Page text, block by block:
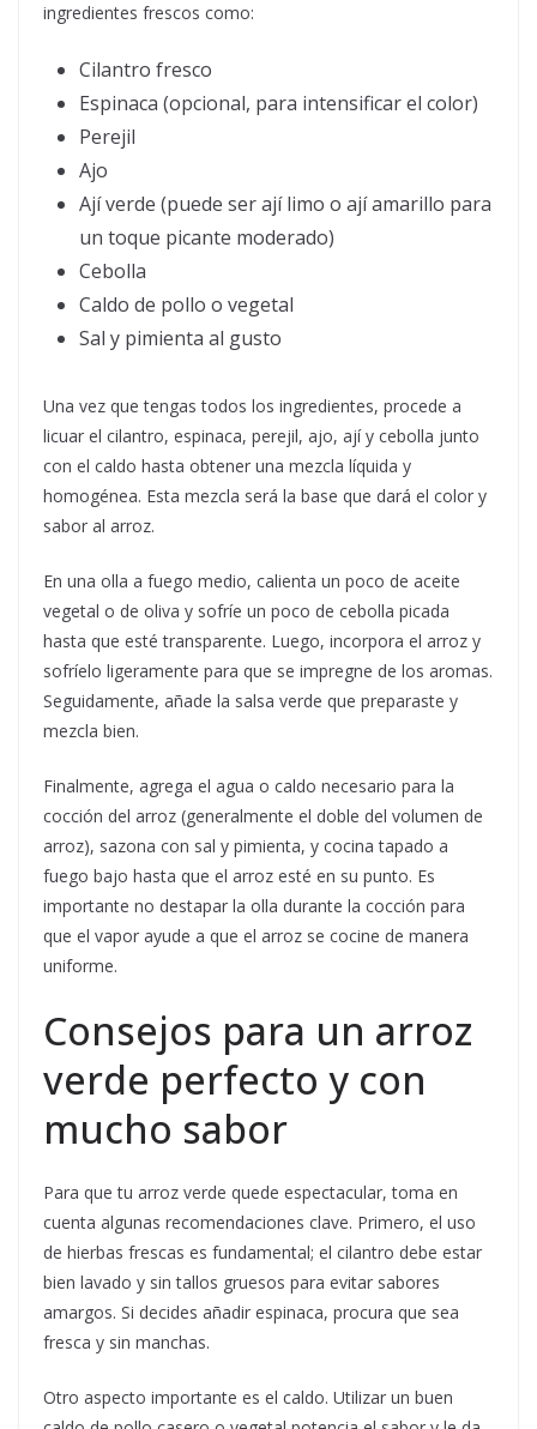
ingredientes frescos como:
Cilantro fresco
Espinaca (opcional, para intensificar el color)
Perejil
Ajo
Ají verde (puede ser ají limo o ají amarillo para
un toque picante moderado)
Cebolla
Caldo de pollo o vegetal
Sal y pimienta al gusto
Una vez que tengas todos los ingredientes, procede a
licuar el cilantro, espinaca, perejil, ajo, ají y cebolla junto
con el caldo hasta obtener una mezcla líquida y
homogénea. Esta mezcla será la base que dará el color y
sabor al arroz.
En una olla a fuego medio, calienta un poco de aceite
vegetal o de oliva y sofríe un poco de cebolla picada
hasta que esté transparente. Luego, incorpora el arroz y
sofríelo ligeramente para que se impregne de los aromas.
Seguidamente, añade la salsa verde que preparaste y
mezcla bien.
Finalmente, agrega el agua o caldo necesario para la
cocción del arroz (generalmente el doble del volumen de
arroz), sazona con sal y pimienta, y cocina tapado a
fuego bajo hasta que el arroz esté en su punto. Es
importante no destapar la olla durante la cocción para
que el vapor ayude a que el arroz se cocine de manera
uniforme.
Consejos para un arroz
verde perfecto y con
mucho sabor
Para que tu arroz verde quede espectacular, toma en
cuenta algunas recomendaciones clave. Primero, el uso
de hierbas frescas es fundamental; el cilantro debe estar
bien lavado y sin tallos gruesos para evitar sabores
amargos. Si decides añadir espinaca, procura que sea
fresca y sin manchas.
Otro aspecto importante es el caldo. Utilizar un buen